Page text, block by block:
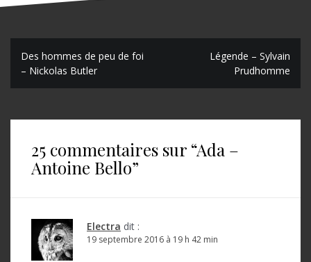
N
a
Des hommes de peu de foi
– Nickolas Butler
Légende – Sylvain
Prudhomme
25 commentaires sur “Ada –
Antoine Bello”
Electra dit :
19 septembre 2016 à 19 h 42 min